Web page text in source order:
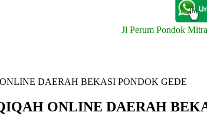
Jl Perum Pondok
DAERAH BEKASI PONDOK GEDE
ONLINE DAERAH